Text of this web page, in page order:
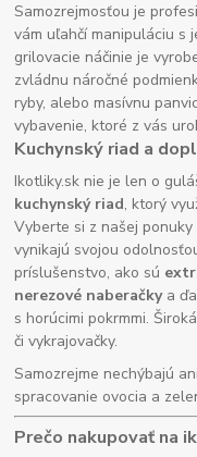
Samozrejmosťou je
vám uľahčí manipuláciu s
grilovacie náčinie je
zvládnu náročné
ryby, alebo masívnu
vybavenie, ktoré z vás
Kuchynský riad a
Ikotliky.sk nie je len o
kuchynský riad, ktorý
Vyberte si z našej ponuky
vynikajú svojou
príslušenstvo, ako sú
nerezové naberačkya
s horúcimi pokrmmi.
či vykrajovačky.
Samozrejme nechýbajú
spracovanie ovocia a
Prečo nakupovať na